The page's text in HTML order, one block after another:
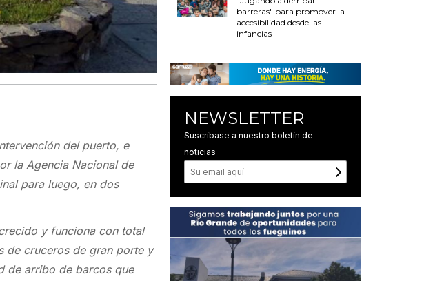
del puerto, e
la Agencia Nacional de
para luego, en dos
y funciona con total
de cruceros de gran porte y
de arribo de barcos que
barreras" para promover la
accesibilidad desde las
infancias
NEWSLETTER
Suscríbase a nuestro boletín de
noticias